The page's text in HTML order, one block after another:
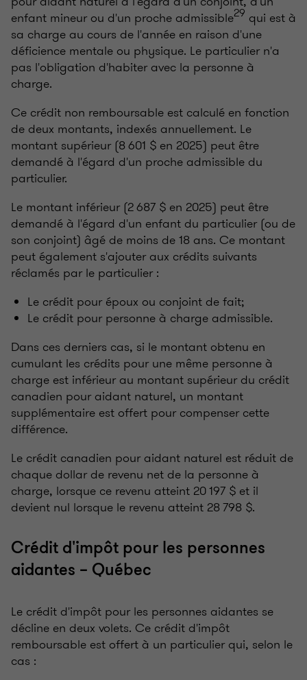
enfant mineur ou d'un proche admissible29 qui est à
sa charge au cours de l'année en raison d'une
déficience mentale ou physique. Le particulier n'a
pas l'obligation d'habiter avec la personne à
charge.
Ce crédit non remboursable est calculé en fonction
de deux montants, indexés annuellement. Le
montant supérieur (8 601 $ en 2025) peut être
demandé à l'égard d'un proche admissible du
particulier.
Le montant inférieur (2 687 $ en 2025) peut être
demandé à l'égard d'un enfant du particulier (ou de
son conjoint) âgé de moins de 18 ans. Ce montant
peut également s'ajouter aux crédits suivants
réclamés par le particulier :
Le crédit pour époux ou conjoint de fait;
Le crédit pour personne à charge admissible.
Dans ces derniers cas, si le montant obtenu en
cumulant les crédits pour une même personne à
charge est inférieur au montant supérieur du crédit
canadien pour aidant naturel, un montant
supplémentaire est offert pour compenser cette
différence.
Le crédit canadien pour aidant naturel est réduit de
chaque dollar de revenu net de la personne à
charge, lorsque ce revenu atteint 20 197 $ et il
devient nul lorsque le revenu atteint 28 798 $.
Crédit d'impôt pour les personnes
aidantes – Québec
Le crédit d'impôt pour les personnes aidantes se
décline en deux volets. Ce crédit d'impôt
remboursable est offert à un particulier qui, selon le
cas :